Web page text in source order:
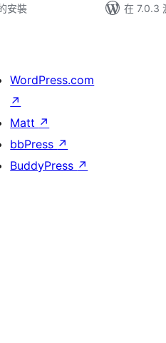
安裝
在 7.0.3
WordPress.com
↗
Matt ↗
bbPress ↗
BuddyPress ↗